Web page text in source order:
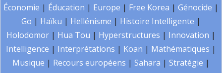
Économie | Éducation | Europe | Free Korea | Génocide |
Go | Haïku | Hellénisme | Histoire Intelligente |
Holodomor | Hua Tou | Hyperstructures | Innovation |
Intelligence | Interprétations | Koan | Mathématiques |
Musique | Recours européens | Sahara | Stratégie |